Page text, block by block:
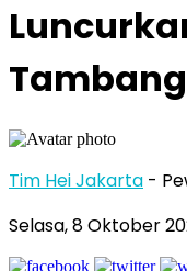
Tim Hei Jakarta -
Selasa, 8 Oktober